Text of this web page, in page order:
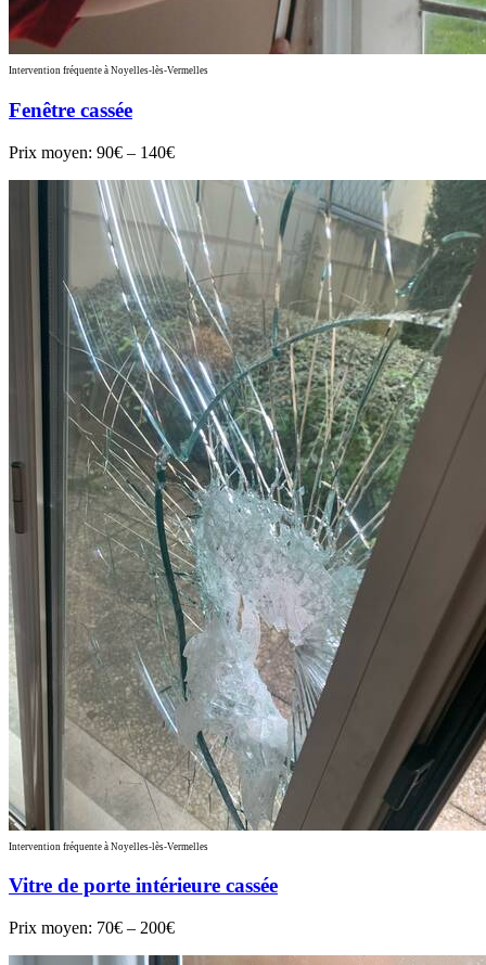
Intervention fréquente à Noyelles-lès-Vermelles
Fenêtre cassée
Prix moyen: 90€ – 140€
Intervention fréquente à Noyelles-lès-Vermelles
Vitre de porte intérieure cassée
Prix moyen: 70€ – 200€